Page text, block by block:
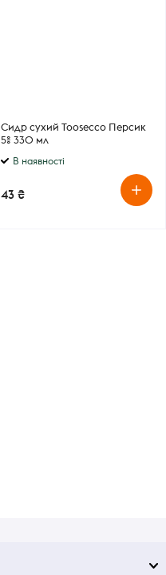
Сидр сухий Toosecco Персик
5% 330 мл
В наявності
43 ₴